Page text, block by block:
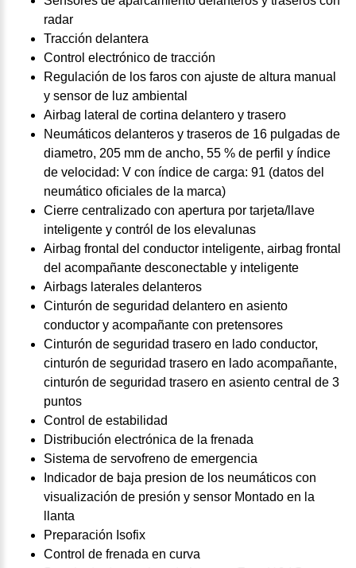
radar
Tracción delantera
Control electrónico de tracción
Regulación de los faros con ajuste de altura manual
y sensor de luz ambiental
Airbag lateral de cortina delantero y trasero
Neumáticos delanteros y traseros de 16 pulgadas de
diametro, 205 mm de ancho, 55 % de perfil y índice
de velocidad: V con índice de carga: 91 (datos del
neumático oficiales de la marca)
Cierre centralizado con apertura por tarjeta/llave
inteligente y contról de los elevalunas
Airbag frontal del conductor inteligente, airbag frontal
del acompañante desconectable y inteligente
Airbags laterales delanteros
Cinturón de seguridad delantero en asiento
conductor y acompañante con pretensores
Cinturón de seguridad trasero en lado conductor,
cinturón de seguridad trasero en lado acompañante,
cinturón de seguridad trasero en asiento central de 3
puntos
Control de estabilidad
Distribución electrónica de la frenada
Sistema de servofreno de emergencia
Indicador de baja presion de los neumáticos con
visualización de presión y sensor Montado en la
llanta
Preparación Isofix
Control de frenada en curva